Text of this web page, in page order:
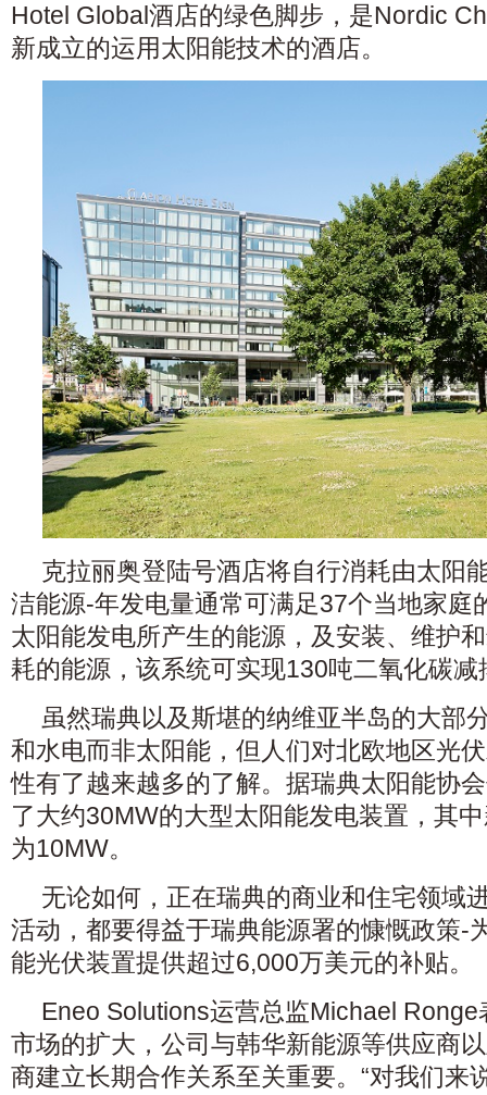
Hotel Global酒店的绿色脚步，是Nordic
新成立的运用太阳能技术的酒店。
克拉丽奥登陆号酒店将自行消耗由太阳
洁能源-年发电量通常可满足37个当地家庭
太阳能发电所产生的能源，及安装、维护
耗的能源，该系统可实现130吨二氧化碳减
虽然瑞典以及斯堪的纳维亚半岛的大部
和水电而非太阳能，但人们对北欧地区光
性有了越来越多的了解。据瑞典太阳能协
了大约30MW的大型太阳能发电装置，其
为10MW。
无论如何，正在瑞典的商业和住宅领域
活动，都要得益于瑞典能源署的慷慨政策-
能光伏装置提供超过6,000万美元的补贴。
Eneo Solutions运营总监Michael
市场的扩大，公司与韩华新能源等供应商
商建立长期合作关系至关重要。“对我们来